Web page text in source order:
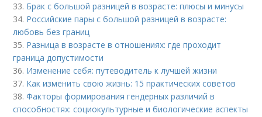
33. Брак с большой разницей в возрасте: плюсы и минусы
34. Российские пары с большой разницей в возрасте:
любовь без границ
35. Разница в возрасте в отношениях: где проходит
граница допустимости
36. Изменение себя: путеводитель к лучшей жизни
37. Как изменить свою жизнь: 15 практических советов
38.Факторы формирования гендерных различий в
способностях: социокультурные и биологические аспекты